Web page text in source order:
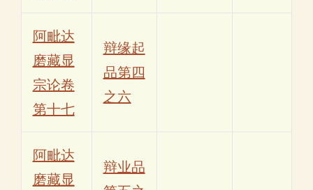
阿毗达
磨藏显
宗论卷
第十七
辩缘起
品第四
之六
阿毗达
磨藏显
辩业品